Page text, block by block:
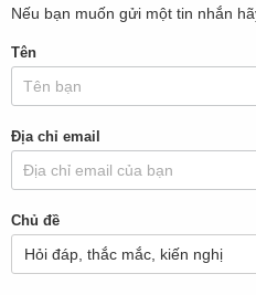
Nếu bạn muốn gửi một tin nhắn
Tên
Địa chỉ email
Chủ đề